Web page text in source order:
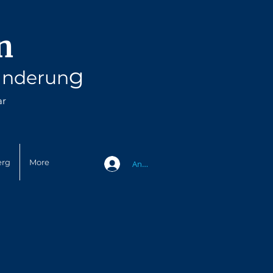
g
More Anmelden